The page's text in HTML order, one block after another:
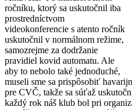
ročníku, ktorý sa uskutočnil iba
prostredníctvom
videokonferencie s atento ročník
uskutočnil v normálnom režime,
samozrejme za dodržanie
pravidiel kovid automatu. Ale
aby to nebolo také jednoduché,
museli sme sa prispôsobiť
pre CVČ, takže sa súťaž
každý rok náš klub bol pri